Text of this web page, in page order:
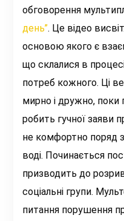
обговорення
день”. Це відео
основою якого є
що склалися в
потреб кожного. Ці
мирно і дружно, поки
робить гучної заяви
не комфортно поряд
воді. Починається
призводить до
соціальні групи.
питання порушення